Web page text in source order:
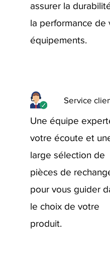
assurer la
la performance de
équipements.
Service
Une équipe
votre écoute et
large sélection de
pièces de
pour vous guider
le choix de votre
produit.